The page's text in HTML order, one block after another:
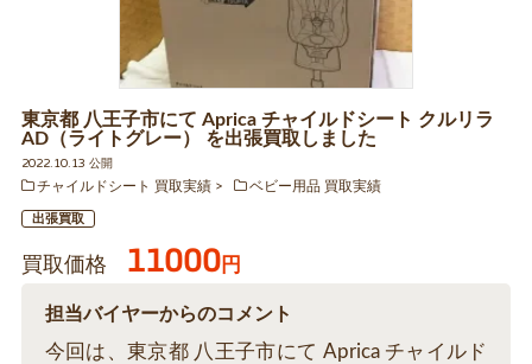
東京都 八王子市にて Aprica チャイルドシート クルリラ
AD（ライトグレー） を出張買取しました
2022.10.13 公開
チャイルドシート 買取実績
ベビー用品 買取実績
出張買取
買取価格 11000円
担当バイヤーからのコメント
今回は、東京都 八王子市にて Aprica チャイルド